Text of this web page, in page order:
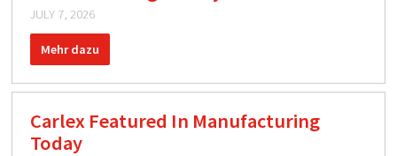
JULY 7, 2026
Mehr dazu
Carlex Featured In Manufacturing
Today